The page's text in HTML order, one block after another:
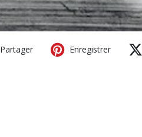
Partager Enregistrer